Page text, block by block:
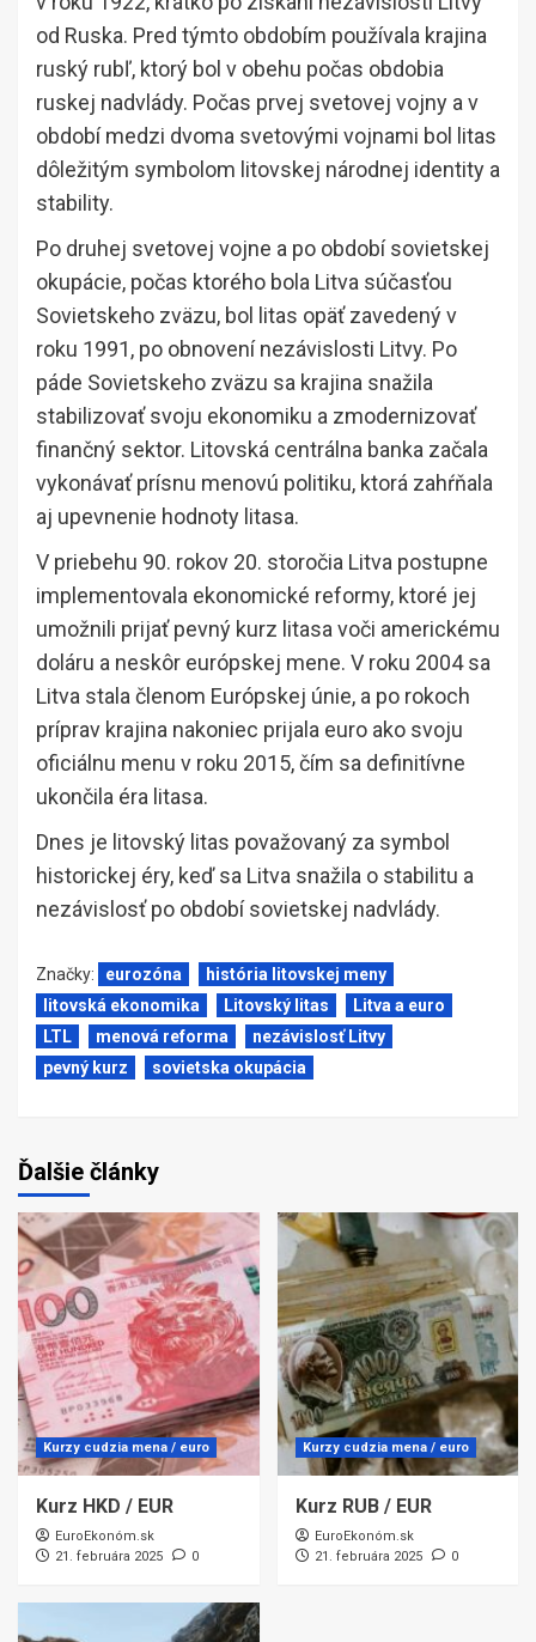
od Ruska. Pred týmto obdobím používala krajina
ruský rubľ, ktorý bol v obehu počas obdobia
ruskej nadvlády. Počas prvej svetovej vojny a v
období medzi dvoma svetovými vojnami bol litas
dôležitým symbolom litovskej národnej identity a
stability.
Po druhej svetovej vojne a po období sovietskej
okupácie, počas ktorého bola Litva súčasťou
Sovietskeho zväzu, bol litas opäť zavedený v
roku 1991, po obnovení nezávislosti Litvy. Po
páde Sovietskeho zväzu sa krajina snažila
stabilizovať svoju ekonomiku a zmodernizovať
finančný sektor. Litovská centrálna banka začala
vykonávať prísnu menovú politiku, ktorá zahŕňala
aj upevnenie hodnoty litasa.
V priebehu 90. rokov 20. storočia Litva postupne
implementovala ekonomické reformy, ktoré jej
umožnili prijať pevný kurz litasa voči americkému
doláru a neskôr európskej mene. V roku 2004 sa
Litva stala členom Európskej únie, a po rokoch
príprav krajina nakoniec prijala euro ako svoju
oficiálnu menu v roku 2015, čím sa definitívne
ukončila éra litasa.
Dnes je litovský litas považovaný za symbol
historickej éry, keď sa Litva snažila o stabilitu a
nezávislosť po období sovietskej nadvlády.
Značky: eurozóna
história litovskej meny
litovská ekonomika
Litovský litas
Litva a euro
LTL
menová reforma
nezávislosť Litvy
pevný kurz
sovietska okupácia
Ďalšie články
Kurzy cudzia mena / euro
Kurz HKD / EUR
EuroEkonóm.sk
21. februára 2025
0
Kurzy cudzia mena / euro
Kurz RUB / EUR
EuroEkonóm.sk
21. februára 2025
0